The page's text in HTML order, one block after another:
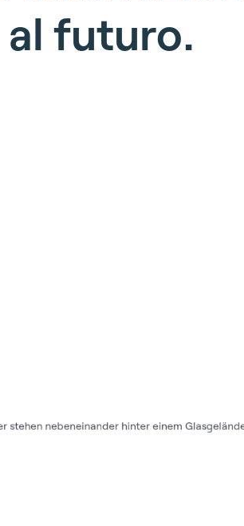
al futuro.